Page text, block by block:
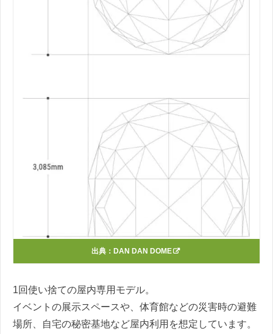
出典： DAN DAN DOME
1回使い捨ての屋内専用モデル。
イベントの展示スペースや、体育館などの災害時の避難
場所、自宅の秘密基地など屋内利用を想定しています。